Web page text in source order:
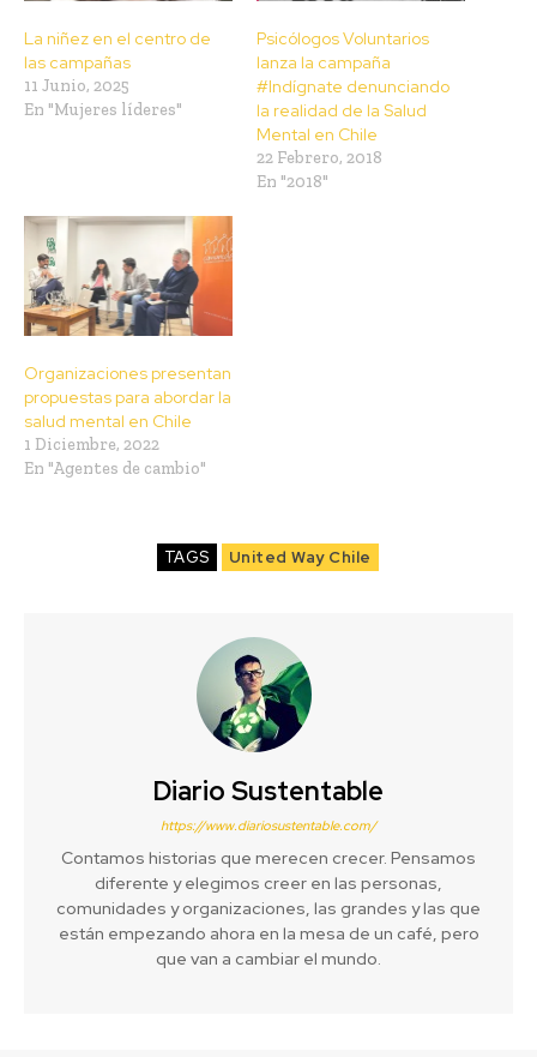
La niñez en el centro de
las campañas
11 Junio, 2025
En "Mujeres líderes"
Psicólogos Voluntarios
lanza la campaña
#Indígnate denunciando
la realidad de la Salud
Mental en Chile
22 Febrero, 2018
En "2018"
Organizaciones presentan
propuestas para abordar la
salud mental en Chile
1 Diciembre, 2022
En "Agentes de cambio"
TAGS United Way Chile
Diario Sustentable
https://www.diariosustentable.com/
Contamos historias que merecen crecer. Pensamos
diferente y elegimos creer en las personas,
comunidades y organizaciones, las grandes y las que
están empezando ahora en la mesa de un café, pero
que van a cambiar el mundo.